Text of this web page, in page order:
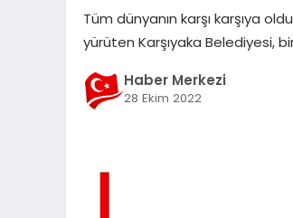
Tüm dünyanın karşı karşıya
yürüten Karşıyaka Belediyesi,
Haber Merkezi
28 Ekim 2022